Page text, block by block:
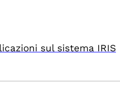
sul sistema IRIS